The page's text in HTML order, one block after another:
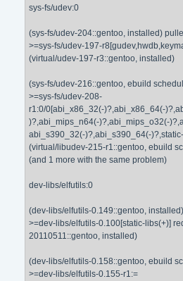
sys-fs/udev:0
(sys-fs/udev-204::gentoo, installed)
>=sys-fs/udev-197-
(virtual/udev-197-r3::gentoo, installed)
(sys-fs/udev-216::gentoo, ebuild
>=sys-fs/udev-208-
r1:0/0[abi_x86_32(-)?,abi_x86_64(-
)?,abi_mips_n64(-)?,abi_mips_o32(-
abi_s390_32(-)?,abi_s390_64(-
(virtual/libudev-215-r1::gentoo, ebuild
(and 1 more with the same problem)
dev-libs/elfutils:0
(dev-libs/elfutils-0.149::gentoo,
>=dev-libs/elfutils-0.100[static-libs(+)]
20110511::gentoo, installed)
(dev-libs/elfutils-0.158::gentoo, ebuild
>=dev-libs/elfutils-0.155-r1:=